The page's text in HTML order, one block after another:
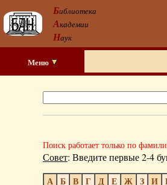
Библиотека
Академии
Наук
Меню
Поиск работает только по
Совет: Введите первые 2-4
А Б В Г Д Е Ж З И